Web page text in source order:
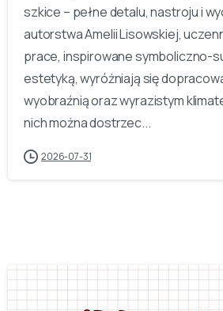
szkice – pełne detalu, nastroju i
autorstwa Amelii Lisowskiej,
prace, inspirowane symboliczno-
estetyką, wyróżniają się
wyobraźnią oraz wyrazistym
nich można dostrzec...
2026-07-31